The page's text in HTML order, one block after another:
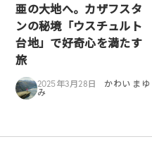
亜の大地へ。カザフスタ
ンの秘境「ウスチュルト
台地」で好奇心を満たす
旅
2025年3月28日
かわい まゆ
み